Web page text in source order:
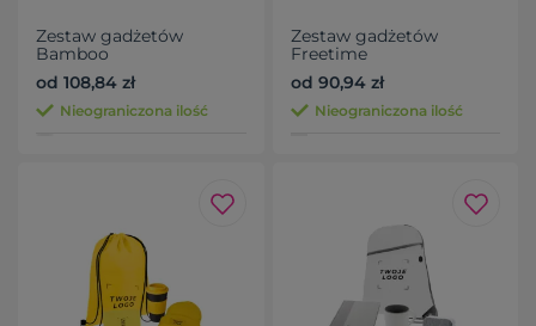
Zestaw gadżetów
Bamboo
od 108,84 zł
Nieograniczona ilość
Zestaw gadżetów
Freetime
od 90,94 zł
Nieograniczona ilość